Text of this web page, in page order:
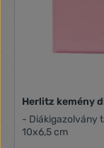
Herlitz kemény
- Diákigazolvány
10x6,5 cm